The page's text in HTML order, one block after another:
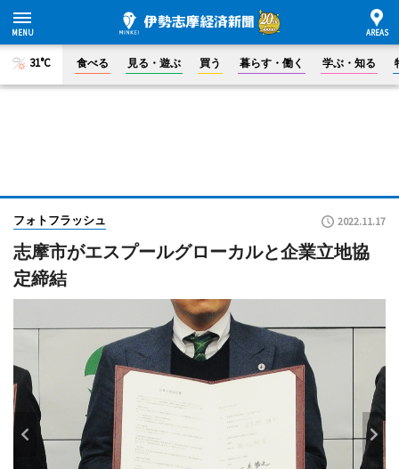
31°C 食べる 見る・遊ぶ 買う 暮らす・働く 学ぶ・知る
フォトフラッシュ 2022.11.17
志摩市がエスプールグローカルと企業立地協
定締結